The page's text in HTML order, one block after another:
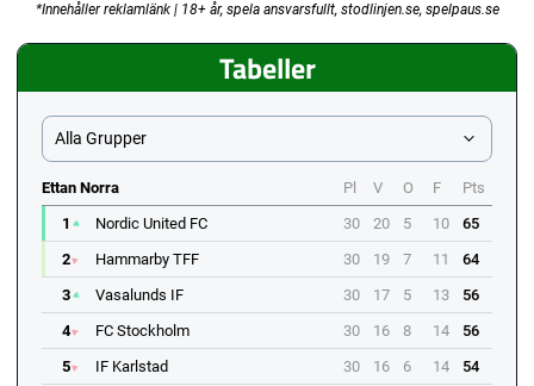
*Innehåller reklamlänk | 18+ år, spela ansvarsfullt, stodlinjen.se, spelpaus.se
Tabeller
Alla Grupper
Ettan Norra Pl V O F
Pts
1
Nordic United FC 30 20 5 10
65
2
Hammarby TFF 30 19 7 11
64
3
Vasalunds IF 30 17 5 13
56
4
FC Stockholm 30 16 8 14
56
5
IF Karlstad 30 16 6 14
54